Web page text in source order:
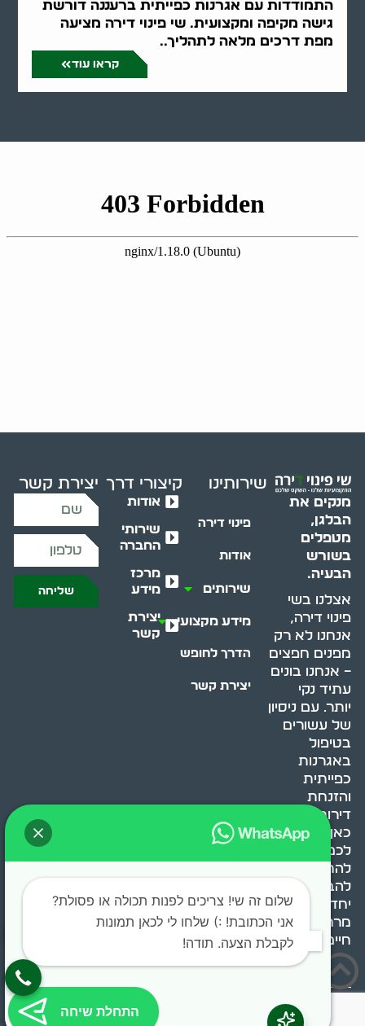
התמודדות עם אגרנות כפייתית ברעננה דורשת
גישה מקיפה ומקצועית. שי פינוי דירה מציעה
מפת דרכים מלאה לתהליך..
קראו עוד
מנקים את
הבלגן,
מטפלים
בשורש
הבעיה.
אצלנו בשי
פינוי דירה,
אנחנו לא רק
מפנים חפצים
– אנחנו בונים
עתיד נקי
יותר. עם ניסיון
של עשורים
בטיפול
באגרנות
כפייתית
והזנחת
דירות, אנחנו
כאן כדי לעזור
לכם
להתמודד,
להבין ולשנות.
יחד, ניצור
מרחב
חיים בריא ומאוזן.
שירותינו
פינוי דירה
אודות
שירותים
מידע מקצועי
הדרך לחופש
יצירת קשר
קיצורי דרך
אודות
שירותי
החברה
מרכז
מידע
יצירת
קשר
יצירת קשר
שליחה
הזכויות שמורות.
שלום זה שי! צריכים לפנות תכולה או פסולת?
אני הכתובת! :) שלחו לי לכאן תמונות
לקבלת הצעה. תודה!
התחלת שיחה